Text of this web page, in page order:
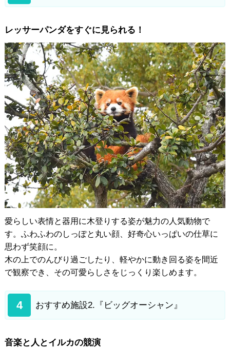
レッサーパンダをすぐに見られる！
愛らしい表情と器用に木登りする姿が魅力の人気動物で
す。ふわふわのしっぽと丸い顔、好奇心いっぱいの仕草に
思わず笑顔に。
木の上でのんびり過ごしたり、軽やかに動き回る姿を間近
で観察でき、その可愛らしさをじっくり楽しめます。
4 おすすめ施設2.『ビッグオーシャン』
音楽と人とイルカの競演